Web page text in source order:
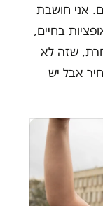
אני חושבת
בחיים,
שזה לא
אבל יש